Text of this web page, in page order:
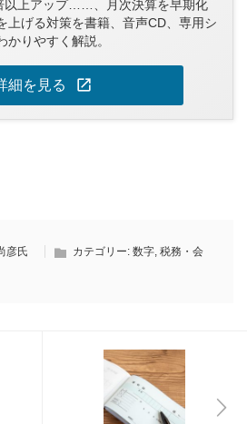
以上アップ……、月次決算を早期化
上げる対策を書籍、音声CD、専用シ
りやすく解説。
細を見る open_in_new
彦氏 カテゴリー: 数字, 税務・会